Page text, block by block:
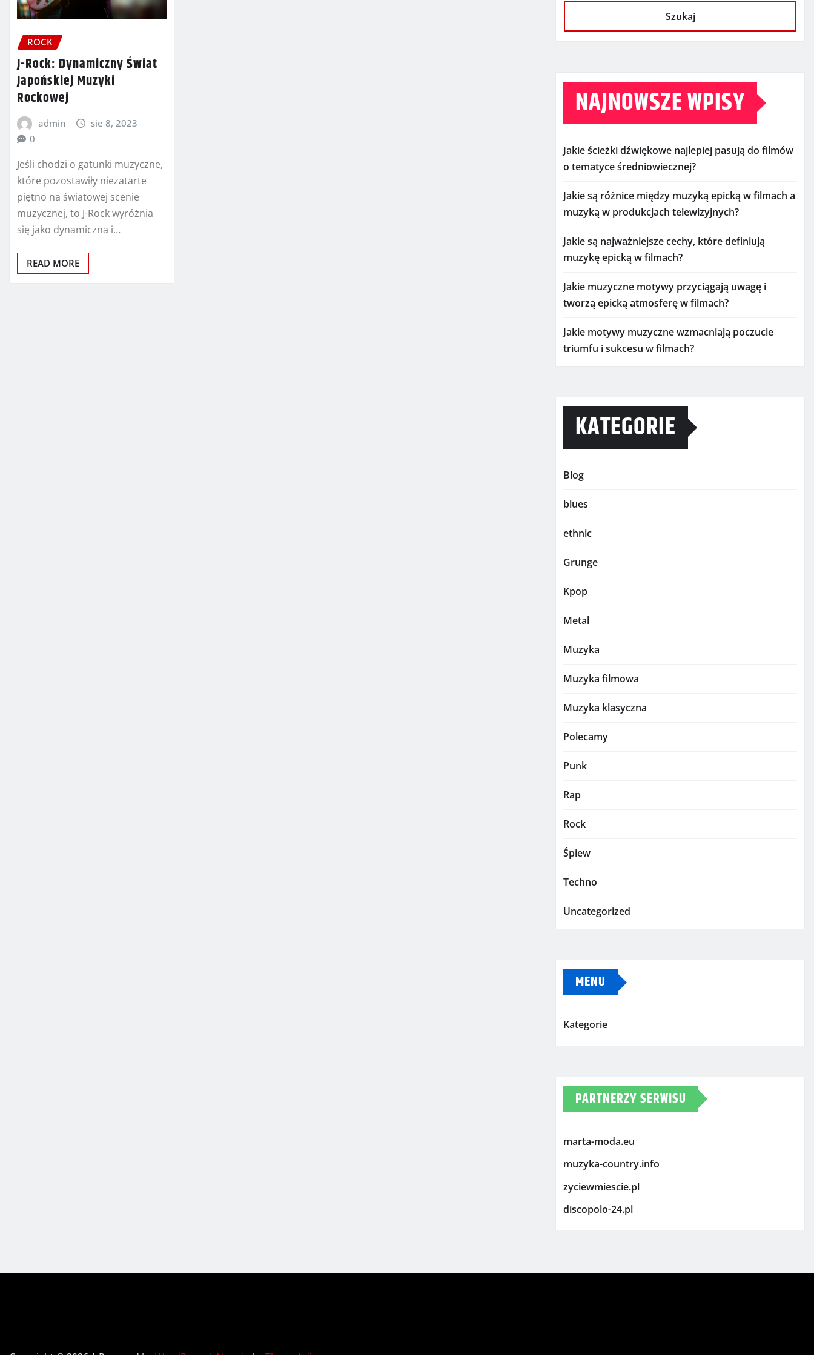
ROCK
J-Rock: Dynamiczny Świat
Japońskiej Muzyki
Rockowej
admin
sie 8, 2023
0
Jeśli chodzi o gatunki muzyczne,
które pozostawiły niezatarte
piętno na światowej scenie
muzycznej, to J-Rock wyróżnia
się jako dynamiczna i…
READ MORE
Szukaj
NAJNOWSZE WPISY
Jakie ścieżki dźwiękowe najlepiej pasują do filmów
o tematyce średniowiecznej?
Jakie są różnice między muzyką epicką w filmach a
muzyką w produkcjach telewizyjnych?
Jakie są najważniejsze cechy, które definiują
muzykę epicką w filmach?
Jakie muzyczne motywy przyciągają uwagę i
tworzą epicką atmosferę w filmach?
Jakie motywy muzyczne wzmacniają poczucie
triumfu i sukcesu w filmach?
KATEGORIE
Blog
blues
ethnic
Grunge
Kpop
Metal
Muzyka
Muzyka filmowa
Muzyka klasyczna
Polecamy
Punk
Rap
Rock
Śpiew
Techno
Uncategorized
MENU
Kategorie
PARTNERZY SERWISU
marta-moda.eu
muzyka-country.info
zyciewmiescie.pl
discopolo-24.pl